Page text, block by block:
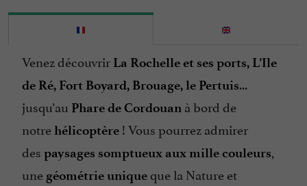
Venez découvrir La Rochelle et ses ports, L’Ile
de Ré, Fort Boyard, Brouage, le Pertuis...
jusqu’au Phare de Cordouan à bord de
notrehélicoptère ! Vous pourrez admirer
des paysages somptueux aux mille couleurs,
une géométrie uniqueque la Nature et